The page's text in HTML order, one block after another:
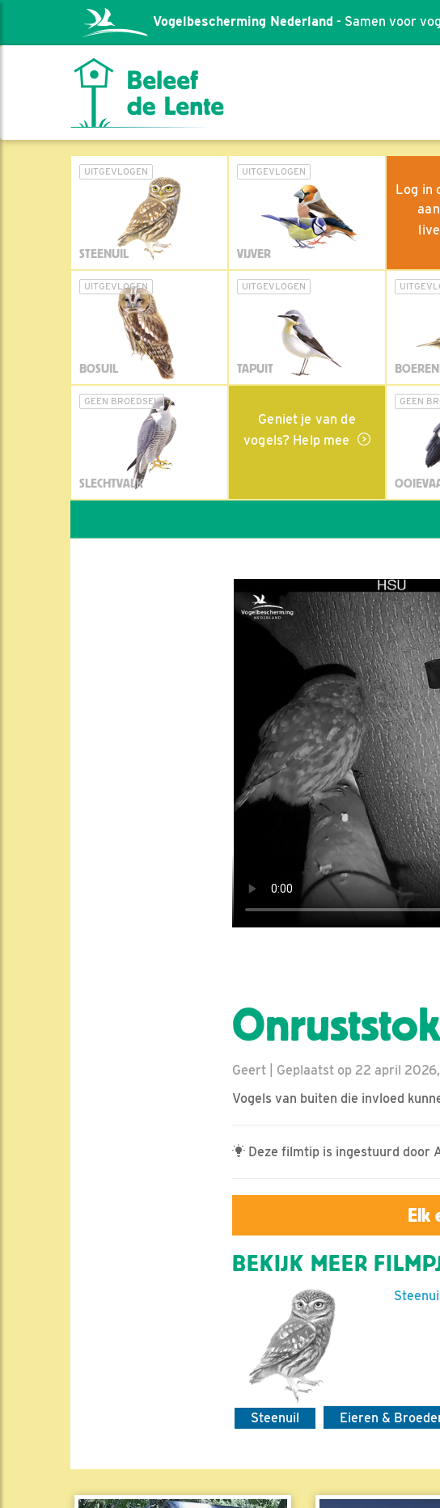
Vogelbescherming Nederland - Samen voor
UITGEVLOGEN
STEENUIL
UITGEVLOGEN
VIJVER
Log in
UITGEVLOGEN
BOSUIL
UITGEVLOGEN
TAPUIT
GEEN BROEDSEL
SLECHTVALK
Geniet je van de
vogels? Help mee
GEEN
Geert | Geplaatst op 22 april
Vogels van buiten die invloed
Deze filmtip is ingestuurd door
Elk
BEKIJK MEER
Steenuil Eieren &